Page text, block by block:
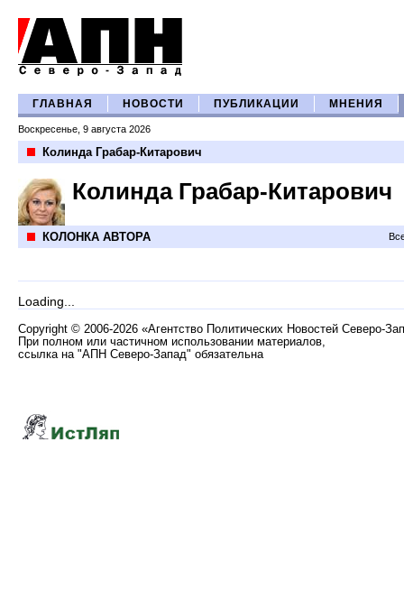
ГЛАВНАЯ НОВОСТИ ПУБЛИКАЦИИ МНЕНИЯ
Воскресенье, 9 августа 2026
Колинда Грабар-Китарович
Колинда Грабар-Китарович
КОЛОНКА АВТОРА
Loading...
Copyright © 2006-2026 «Агентство Политических Новостей Северо-
При полном или частичном использовании материалов,
ссылка на "АПН Северо-Запад" обязательна